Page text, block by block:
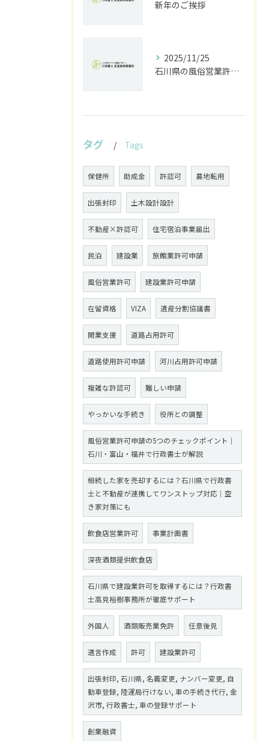
新年のご挨拶
2025/11/25
石川県の風俗営業許可なら行政書士高見裕樹事務所｜金沢・野々市・白山対応｜警察事前相談から図面作成まで
タグ Tags
保健所 助成金 許認可 農地転用
出張封印 土木設計設計
不動産×許認可 住宅宿泊事業届出
民泊 建設業 旅館業許可申請
風俗営業許可 建設業許可申請
在留資格 VIZA 遺産分割協議書
開業支援 道路占用許可
道路使用許可申請 河川占用許可申請
複雑な許認可 難しい申請
やっかいな手続き 役所との調整
風俗営業許可申請の5つのチェックポイント｜
石川・富山・福井で行政書士が解説
相続した家を売却するには？石川県で行政書
士と不動産が連携してワンストップ対応｜空
き家対策にも
飲食店営業許可 事業計画書
深夜酒類提供飲食店
石川県で建設業許可を取得するには？行政書
士高見裕樹事務所が徹底サポート
外国人 酒類販売業免許 任意後見
遺言作成 許可 建設業許可
出張封印, 石川県, 名義変更, ナンバー変更, 自
動車登録, 陸運局行けない, 車の手続き代行, 金
沢市, 行政書士, 車の登録サポート
創業融資